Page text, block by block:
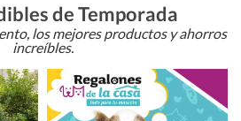
de Temporada
los mejores productos y ahorros
increíbles.